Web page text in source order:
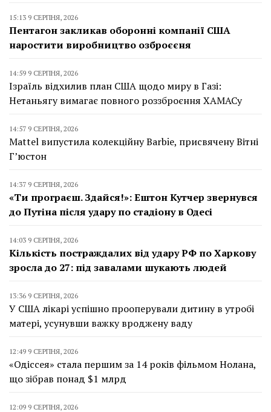
15:13 9 СЕРПНЯ, 2026
Пентагон закликав оборонні компанії США
наростити виробництво озброєєня
14:59 9 СЕРПНЯ, 2026
Ізраїль відхилив план США щодо миру в Газі:
Нетаньягу вимагає повного роззброєння ХАМАСу
14:57 9 СЕРПНЯ, 2026
Mattel випустила колекційну Barbie, присвячену Вітні
Г’юстон
14:37 9 СЕРПНЯ, 2026
«Ти програєш. Здайся!»: Ештон Кутчер звернувся
до Путіна після удару по стадіону в Одесі
14:03 9 СЕРПНЯ, 2026
Кількість постраждалих від удару РФ по Харкову
зросла до 27: під завалами шукають людей
13:36 9 СЕРПНЯ, 2026
У США лікарі успішно прооперували дитину в утробі
матері, усунувши важку вроджену ваду
12:49 9 СЕРПНЯ, 2026
«Одіссея» стала першим за 14 років фільмом Нолана,
що зібрав понад $1 млрд
12:09 9 СЕРПНЯ, 2026